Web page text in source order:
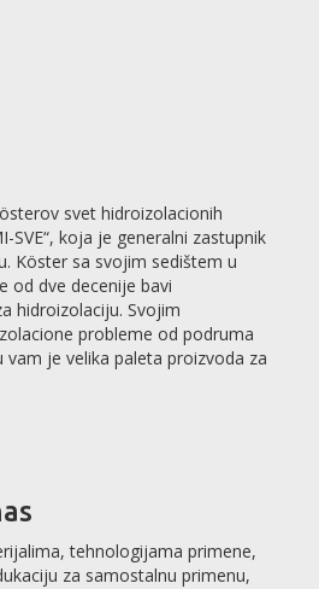
svet hidroizolacionih
SVE“, koja je generalni zastupnik
Köster sa svojim sedištem u
od dve decenije bavi
hidroizolaciju. Svojim
probleme od podruma
je velika paleta proizvoda za
tehnologijama primene,
za samostalnu primenu,